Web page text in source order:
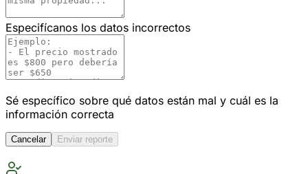
Especifícanos los datos incorrectos
Sé específico sobre qué datos están mal y cuál es la
información correcta
Cancelar Enviar reporte